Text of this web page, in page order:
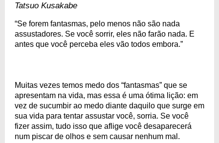
Tatsuo Kusakabe
“Se forem fantasmas, pelo menos não são nada
assustadores. Se você sorrir, eles não farão nada. E
antes que você perceba eles vão todos embora.”
Muitas vezes temos medo dos “fantasmas” que se
apresentam na vida, mas essa é uma ótima lição: em
vez de sucumbir ao medo diante daquilo que surge em
sua vida para tentar assustar você, sorria. Se você
fizer assim, tudo isso que aflige você desaparecerá
num piscar de olhos e sem causar nenhum mal.